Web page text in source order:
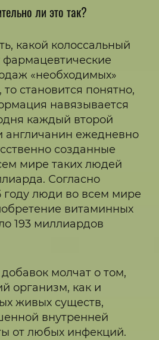
ли это так?
какой колоссальный
«необходимых»
становится понятно,
навязывается
каждый второй
англичанин ежедневно
созданные
мире таких людей
Согласно
году люди во всем мире
витаминных
193 миллиардов
молчат о том,
организм, как и
живых существ,
внутренней
от любых инфекций.